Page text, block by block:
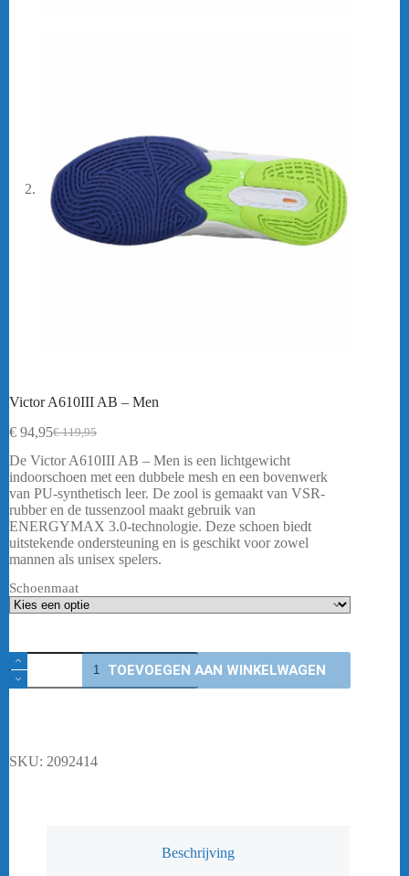
Victor A610III AB – Men
€119,95
Oorspronkelijke
prijs
was:
€ 119,95.
€ 94,95Huidige
prijs
is:
€ 94,95.
De Victor A610III AB – Men is een lichtgewicht
indoorschoen met een dubbele mesh en een bovenwerk
van PU-synthetisch leer. De zool is gemaakt van VSR-
rubber en de tussenzool maakt gebruik van
ENERGYMAX 3.0-technologie. Deze schoen biedt
uitstekende ondersteuning en is geschikt voor zowel
mannen als unisex spelers.
Schoenmaat
Victor
A610III
AB
TOEVOEGEN AAN WINKELWAGEN
SKU: 2092414
Beschrijving